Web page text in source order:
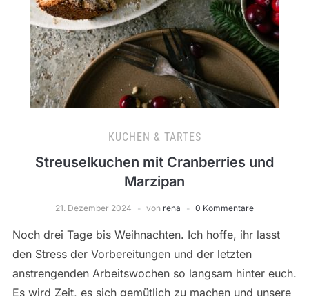
KUCHEN & TARTES
Streuselkuchen mit Cranberries und
Marzipan
21. Dezember 2024 von rena 0 Kommentare
Noch drei Tage bis Weihnachten. Ich hoffe, ihr lasst
den Stress der Vorbereitungen und der letzten
anstrengenden Arbeitswochen so langsam hinter euch.
Es wird Zeit, es sich gemütlich zu machen und unsere